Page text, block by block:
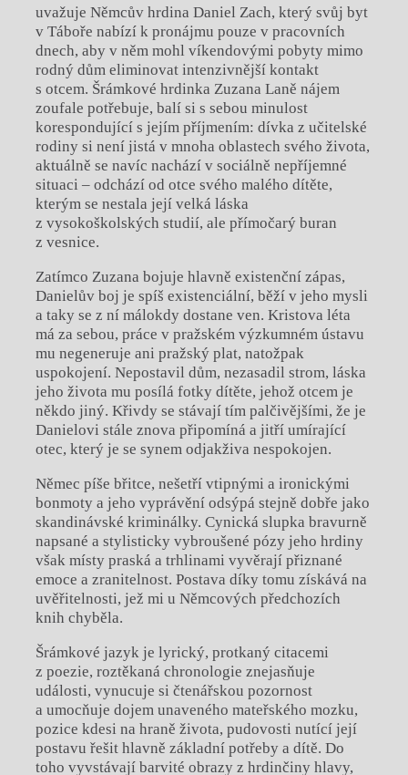
uvažuje Němcův hrdina Daniel Zach, který svůj byt
v Táboře nabízí k pronájmu pouze v pracovních
dnech, aby v něm mohl víkendovými pobyty mimo
rodný dům eliminovat intenzivnější kontakt
s otcem. Šrámkové hrdinka Zuzana Laně nájem
zoufale potřebuje, balí si s sebou minulost
korespondující s jejím příjmením: dívka z učitelské
rodiny si není jistá v mnoha oblastech svého života,
aktuálně se navíc nachází v sociálně nepříjemné
situaci – odchází od otce svého malého dítěte,
kterým se nestala její velká láska
z vysokoškolských studií, ale přímočarý buran
z vesnice.
Zatímco Zuzana bojuje hlavně existenční zápas,
Danielův boj je spíš existenciální, běží v jeho mysli
a taky se z ní málokdy dostane ven. Kristova léta
má za sebou, práce v pražském výzkumném ústavu
mu negeneruje ani pražský plat, natožpak
uspokojení. Nepostavil dům, nezasadil strom, láska
jeho života mu posílá fotky dítěte, jehož otcem je
někdo jiný. Křivdy se stávají tím palčivějšími, že je
Danielovi stále znova připomíná a jitří umírající
otec, který je se synem odjakživa nespokojen.
Němec píše břitce, nešetří vtipnými a ironickými
bonmoty a jeho vyprávění odsýpá stejně dobře jako
skandinávské kriminálky. Cynická slupka bravurně
napsané a stylisticky vybroušené pózy jeho hrdiny
však místy praská a trhlinami vyvěrají přiznané
emoce a zranitelnost. Postava díky tomu získává na
uvěřitelnosti, jež mi u Němcových předchozích
knih chyběla.
Šrámkové jazyk je lyrický, protkaný citacemi
z poezie, roztěkaná chronologie znejasňuje
události, vynucuje si čtenářskou pozornost
a umocňuje dojem unaveného mateřského mozku,
pozice kdesi na hraně života, pudovosti nutící její
postavu řešit hlavně základní potřeby a dítě. Do
toho vyvstávají barvité obrazy z hrdinčiny hlavy,